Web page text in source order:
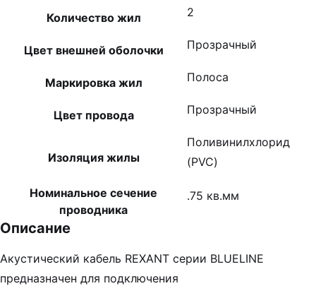
Количество жил
2
Цвет внешней оболочки Прозрачный
Маркировка жил Полоса
Цвет провода Прозрачный
Изоляция жилы
Поливинилхлорид
(PVC)
Номинальное сечение
проводника
.75 кв.мм
Описание
Акустический кабель REXANT серии BLUELINE
предназначен для подключения